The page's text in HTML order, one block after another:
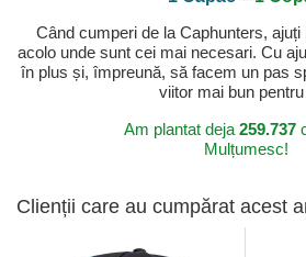
Când cumperi de la Caphunters,
acolo unde sunt cei mai necesari. Cu
în plus și, împreună, să facem un pas
viitor mai bun pentru
Am plantat deja 259.737
Mulțumesc!
Clienții care au cumpărat acest